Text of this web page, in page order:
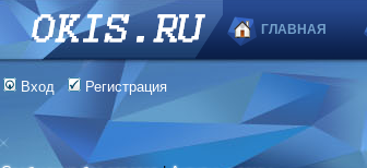
ГЛАВНАЯ
Вход Регистрация